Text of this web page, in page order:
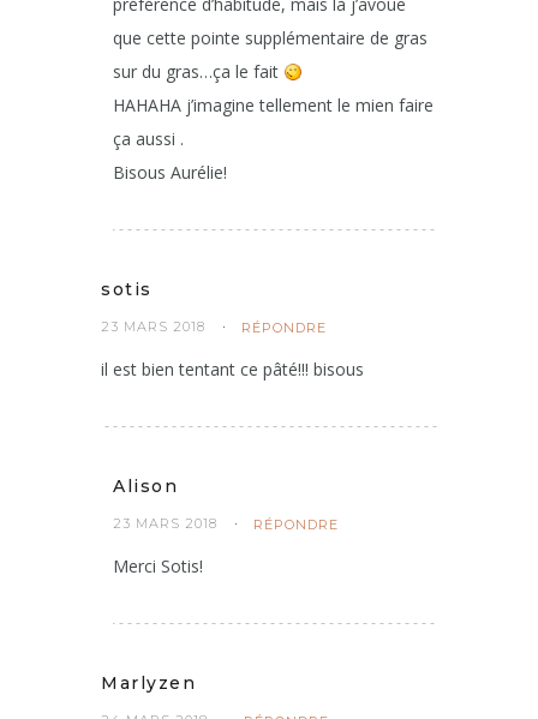
préférence d’habitude, mais là j’avoue
que cette pointe supplémentaire de gras
sur du gras…ça le fait
HAHAHA j’imagine tellement le mien faire
ça aussi .
Bisous Aurélie!
sotis
23 MARS 2018 RÉPONDRE
il est bien tentant ce pâté!!! bisous
Alison
23 MARS 2018 RÉPONDRE
Merci Sotis!
Marlyzen